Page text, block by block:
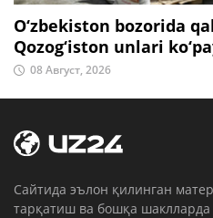
O‘zbekiston bozorida
Qozog‘iston unlari
08 Август, 2026
Cайтида эълон қилинган
тарқатиш ва бошқа